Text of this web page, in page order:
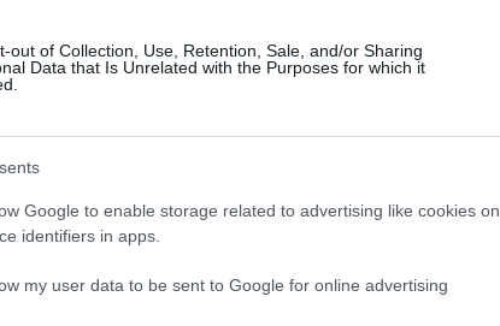
out of Collection, Use, Retention, Sale, and/or Sharing
Data that Is Unrelated with the Purposes for which it
Google to enable storage related to advertising like cookies on
identifiers in apps.
my user data to be sent to Google for online advertising